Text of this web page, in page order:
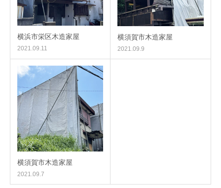
横浜市栄区木造家屋
2021.09.11
横須賀市木造家屋
2021.09.9
横須賀市木造家屋
2021.09.7